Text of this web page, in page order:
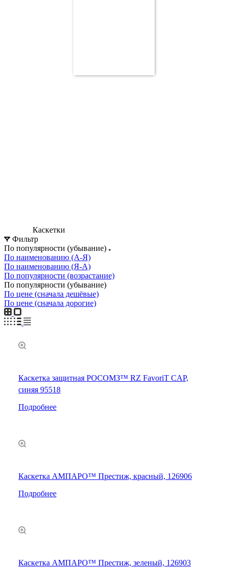
Каскетки
Фильтр
По популярности (убывание)
По наименованию (А-Я)
По наименованию (Я-А)
По популярности (возрастание)
По популярности (убывание)
По цене (сначала дешёвые)
По цене (сначала дорогие)
Каскетка защитная РОСОМЗ™ RZ FavoriT CAP,
синяя 95518
Подробнее
Каскетка АМПАРО™ Престиж, красный, 126906
Подробнее
Каскетка АМПАРО™ Престиж, зеленый, 126903